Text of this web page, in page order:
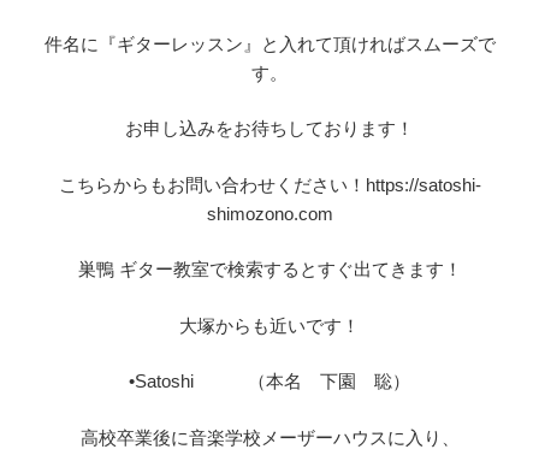
件名に『ギターレッスン』と入れて頂ければスムーズで
す。
お申し込みをお待ちしております！
こちらからもお問い合わせください！https://satoshi-
shimozono.com
巣鴨 ギター教室で検索するとすぐ出てきます！
大塚からも近いです！
•Satoshi （本名 下園 聡）
高校卒業後に音楽学校メーザーハウスに入り、